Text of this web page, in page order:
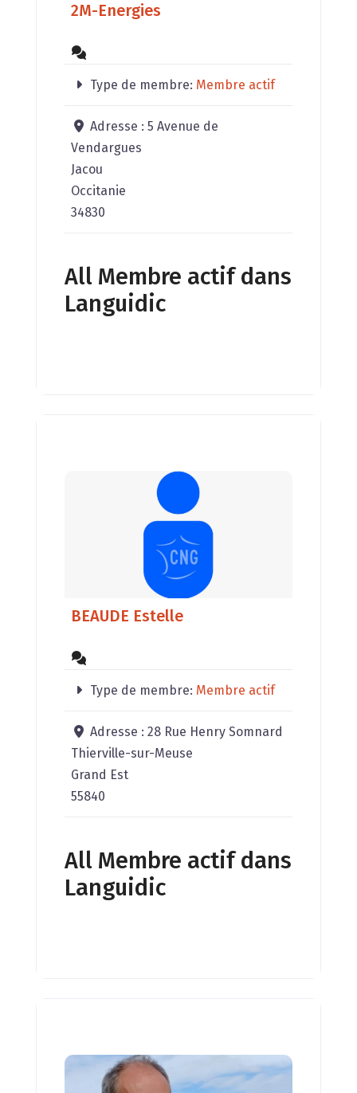
2M-Energies
Type de membre: Membre actif
Adresse :5 Avenue de
Vendargues
Jacou
Occitanie
34830
All Membre actif dans
Languidic
BEAUDE Estelle
Type de membre: Membre actif
Adresse :28 Rue Henry Somnard
Thierville-sur-Meuse
Grand Est
55840
All Membre actif dans
Languidic